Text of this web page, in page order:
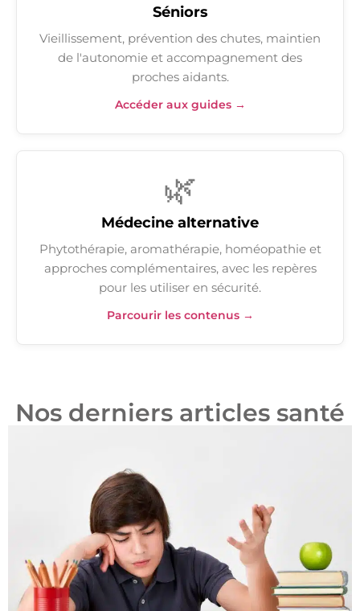
Séniors
Vieillissement, prévention des chutes, maintien
de l'autonomie et accompagnement des
proches aidants.
Accéder aux guides →
🌿
Médecine alternative
Phytothérapie, aromathérapie, homéopathie et
approches complémentaires, avec les repères
pour les utiliser en sécurité.
Parcourir les contenus →
Nos derniers articles santé